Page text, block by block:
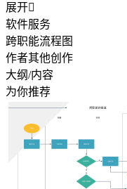
展开
软件服务
跨职能流程图
作者其他创作
大纲/内容
为你推荐